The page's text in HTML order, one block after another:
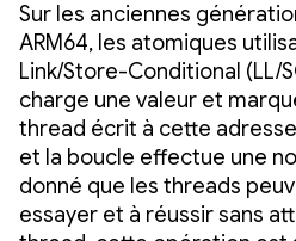
Sur les anciennes
ARM64, les atomiques
Link/Store-Conditional (LL/
charge une valeur et
thread écrit à cette
et la boucle effectue une
donné que les threads
essayer et à réussir sans